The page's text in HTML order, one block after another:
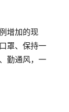
增加的现
罩、保持一
勤通风，一